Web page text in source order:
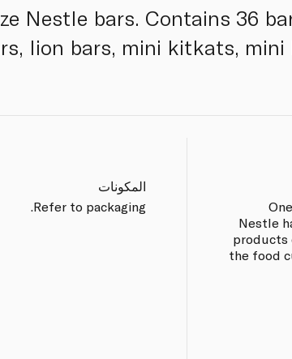
Nestle bars. Contains 36
lion bars, mini kitkats,
Nestle
products
the food
المكونات
Refer to packaging.